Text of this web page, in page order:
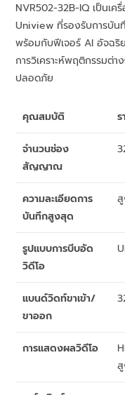
NVR502-32B-IQ เป็นเค
Uniview ที่รองรับการบัน
พร้อมกับฟีเจอร์ AI อัจฉริ
การวิเคราะห์พฤติกรรมต่า
ปลอดภัย
คุณสมบัติ
จำนวนช่อง
สัญญาณ
ความละเอียดการ
บันทึกสูงสุด
รูปแบบการบีบอัด
วิดีโอ
แบนด์วิดท์ขาเข้า/
ขาออก
การแสดงผลวิดีโอ